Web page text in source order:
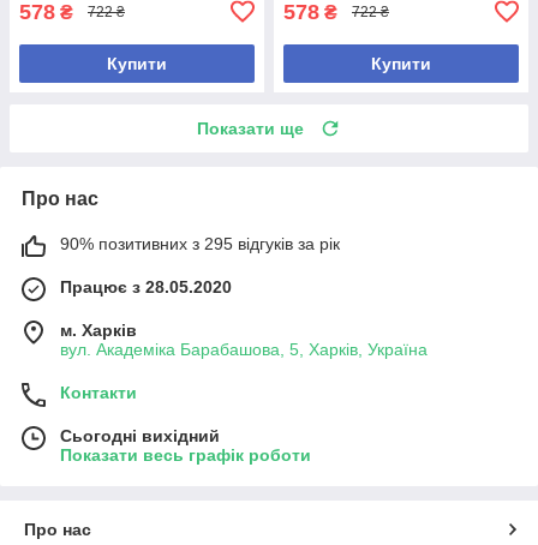
578 ₴ 722 ₴
Купити
578 ₴ 722 ₴
Купити
Показати ще
Про нас
90% позитивних з 295 відгуків за рік
Працює з 28.05.2020
м. Харків
вул. Академіка Барабашова, 5, Харків, Україна
Контакти
Сьогодні вихідний
Показати весь графік роботи
Про нас